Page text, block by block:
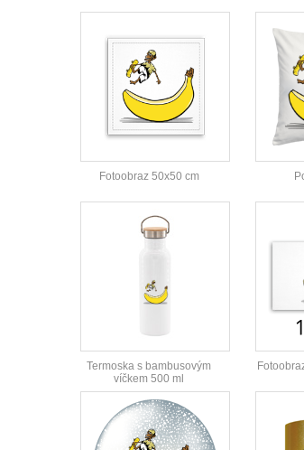
Fotoobraz 50x50 cm
Termoska s bambusovým
víčkem 500 ml